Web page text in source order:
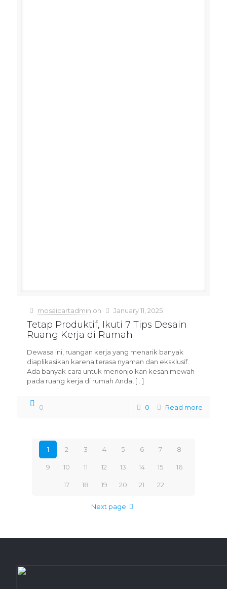
mosaicartadmin on January 11, 2025
Tetap Produktif, Ikuti 7 Tips Desain
Ruang Kerja di Rumah
Dewasa ini, ruangan kerja yang menarik banyak
diaplikasikan karena terasa nyaman dan eksklusif.
Ada banyak cara untuk menonjolkan kesan mewah
pada ruang kerja di rumah Anda, […]
0 0 Read more
1 2 3 4 5 6 7 8
9 10 11 12 13 14 15 16
17 18 19 20 21 22
Next page